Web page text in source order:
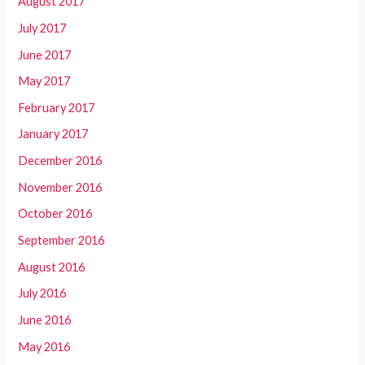
July 2017
June 2017
May 2017
February 2017
January 2017
December 2016
November 2016
October 2016
September 2016
August 2016
July 2016
June 2016
May 2016